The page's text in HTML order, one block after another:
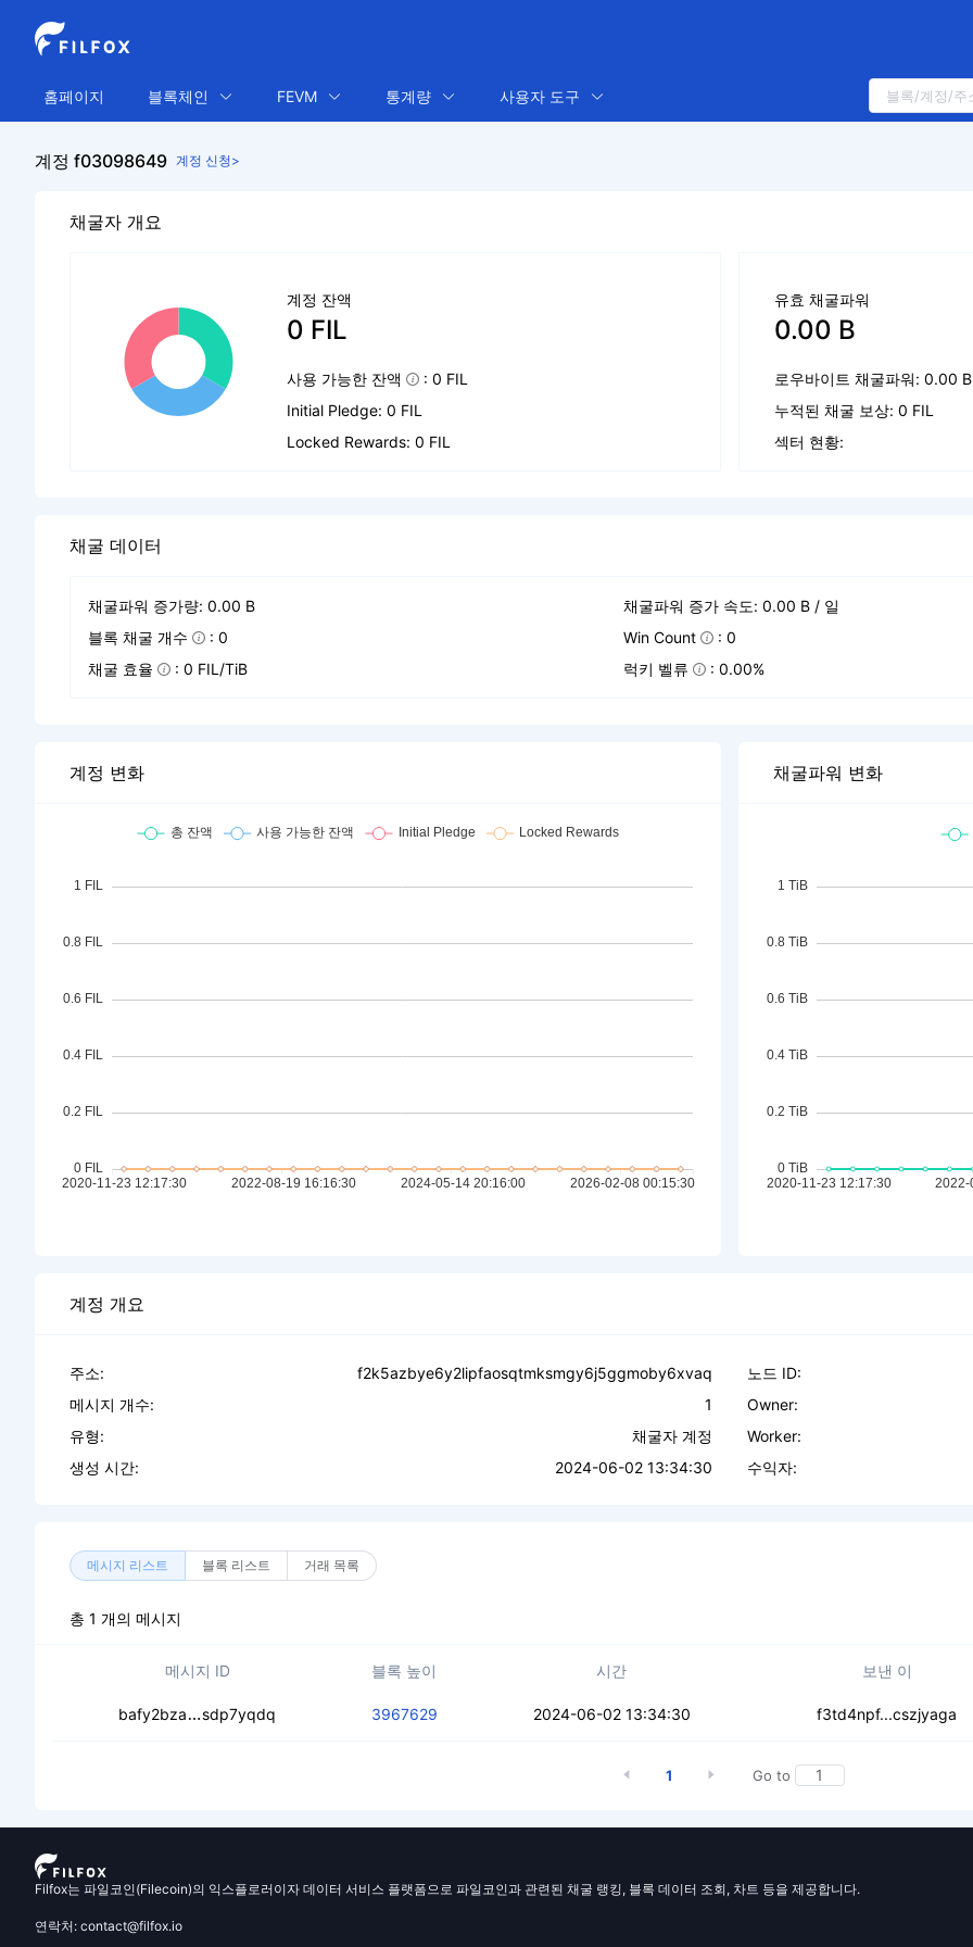
홈페이지 블록체인 FEVM 통계량 사용자 도구
계정 f03098649 계정 신청>
채굴자 개요
계정 잔액
0 FIL
사용 가능한 잔액
: 0 FIL
Initial Pledge: 0 FIL
Locked Rewards: 0 FIL
유효 채굴파워
0.00 B
로우바이트 채굴파워: 0.00 B
누적된 채굴 보상: 0 FIL
섹터 현황:
채굴 데이터
채굴파워 증가량: 0.00 B 채굴파워 증가 속도: 0.00 B / 일
블록 채굴 개수
: 0 Win Count : 0
채굴 효율
: 0 FIL/TiB 럭키 벨류 : 0.00%
계정 변화 채굴파워 변화
계정 개요
주소:
f2k5azbye6y2lipfaosqtmksmgy6j5ggmoby6xvaq
메시지 개수:
1
유형:
채굴자 계정
생성 시간:
2024-06-02 13:34:30
노드 ID:
Owner:
Worker:
수익자:
메시지 리스트 블록 리스트 거래 목록
총 1 개의 메시지
메시지 ID 블록 높이 시간 보낸 이
bafy2bza ceajohv5znzxdfzed3z6jntwkez6odn4jxtqqihtdevb5m
sdp7yqdq 3967629 2024-06-02 13:34:30 f3td4npf...cszjyaga
1 Go to
Filfox는 파일코인(Filecoin)의 익스플로러이자 데이터 서비스 플랫폼으로 파일코인과 관련된 채굴 랭킹, 블록 데이터 조회, 차트 등을 제공합니다.
연락처: contact@filfox.io